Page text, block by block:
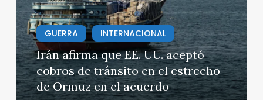
EE.
UU.
aceptó
cobros
de
tránsito
en
GUERRA INTERNACIONAL
Irán afirma que EE. UU. aceptó
cobros de tránsito en el estrecho
de Ormuz en el acuerdo